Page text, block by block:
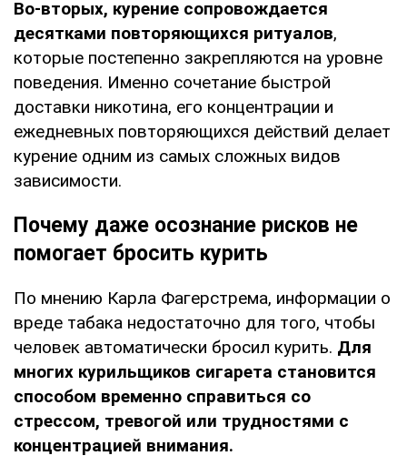
Во-вторых, курение сопровождается
десятками повторяющихся ритуалов,
которые постепенно закрепляются на уровне
поведения. Именно сочетание быстрой
доставки никотина, его концентрации и
ежедневных повторяющихся действий делает
курение одним из самых сложных видов
зависимости.
Почему даже осознание рисков не
помогает бросить курить
По мнению Карла Фагерстрема, информации о
вреде табака недостаточно для того, чтобы
человек автоматически бросил курить. Для
многих курильщиков сигарета становится
способом временно справиться со
стрессом, тревогой или трудностями с
концентрацией внимания.